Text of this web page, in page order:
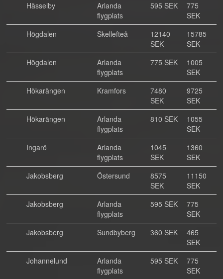
Hässelby
Arlanda
flygplats
595 SEK
775
SEK
Högdalen
Skellefteå
12140
SEK
15785
SEK
Högdalen
Arlanda
flygplats
775 SEK
1005
SEK
Hökarängen
Kramfors
7480
SEK
9725
SEK
Hökarängen
Arlanda
flygplats
810 SEK
1055
SEK
Ingarö
Arlanda
flygplats
1045
SEK
1360
SEK
Jakobsberg
Östersund
8575
SEK
11150
SEK
Jakobsberg
Arlanda
flygplats
595 SEK
775
SEK
Jakobsberg
Sundbyberg 360 SEK
465
SEK
Johannelund
Arlanda
flygplats
595 SEK
775
SEK